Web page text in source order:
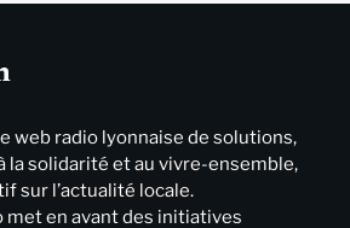
web radio lyonnaise de solutions,
la solidarité et au vivre-ensemble,
sur l’actualité locale.
met en avant des initiatives